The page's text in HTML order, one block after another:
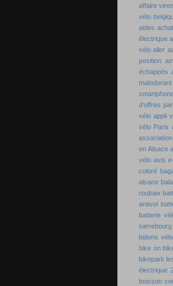
affaire
vélo
aides
électrique
vélo aller
position
échappés
malodorant
d'offres
vélo appli
vélo Paris
en Alsace
vélo avis
coloré
alsace
roubaix
antivol
batterie
sarrebourg
bidons vélo
bike on
bikepark
électrique
boisson